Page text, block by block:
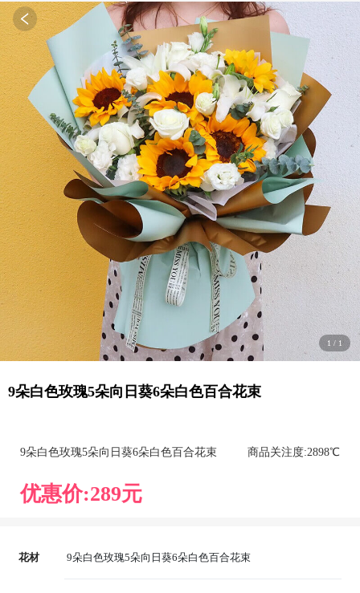
1 / 1
9朵白色玫瑰5朵向日葵6朵白色百合花束
9朵白色玫瑰5朵向日葵6朵白色百合花束 商品关注度:2898℃
优惠价:289元
花材 9朵白色玫瑰5朵向日葵6朵白色百合花束